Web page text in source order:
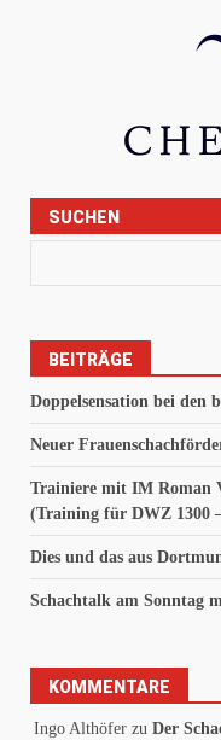
SUCHEN
BEITRÄGE
Doppelsensation bei den
Neuer
Trainiere mit IM Roman
(Training für DWZ 1300
Dies und das aus
Schachtalk am Sonntag
KOMMENTARE
Ingo Althöfer zu Der